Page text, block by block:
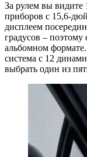
За рулем вы
приборов с 15,6-
дисплеем
градусов –
альбомном формате.
система с 12
выбрать один из